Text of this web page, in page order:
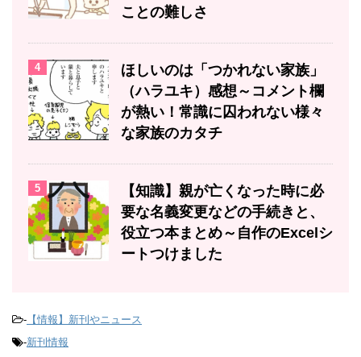
ことの難しさ
4
ほしいのは「つかれない家族」
（ハラユキ）感想～コメント欄
が熱い！常識に囚われない様々
な家族のカタチ
5
【知識】親が亡くなった時に必
要な名義変更などの手続きと、
役立つ本まとめ～自作のExcelシ
ートつけました
- 【情報】新刊やニュース
-新刊情報